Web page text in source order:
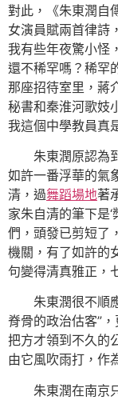
對此，《朱東潤自
女演員賦兩首律詩
我有些年夜驚小怪
還不稀罕嗎？稀罕
那座招待室里，蔣
秘書和秦淮河歌妓
我這個中學教員真
朱東潤原認為
如許一番浮華的氣
清，過舞蹈場地著
家朱自清的筆下是
們，頭發已剪短了
機關，有了如許的
句變得清真雅正，
朱東潤很不順
脊骨的政治估客”
把方才領到不久的
由它風吹雨打，作
朱東潤在南京